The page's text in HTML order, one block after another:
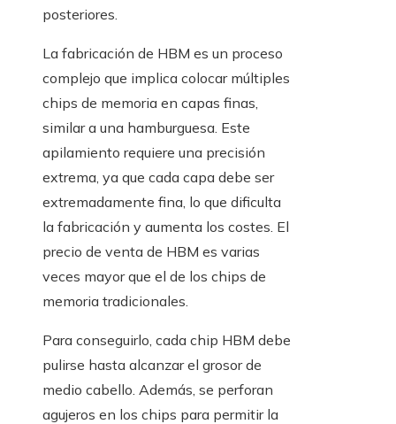
posteriores.
La fabricación de HBM es un proceso
complejo que implica colocar múltiples
chips de memoria en capas finas,
similar a una hamburguesa. Este
apilamiento requiere una precisión
extrema, ya que cada capa debe ser
extremadamente fina, lo que dificulta
la fabricación y aumenta los costes. El
precio de venta de HBM es varias
veces mayor que el de los chips de
memoria tradicionales.
Para conseguirlo, cada chip HBM debe
pulirse hasta alcanzar el grosor de
medio cabello. Además, se perforan
agujeros en los chips para permitir la